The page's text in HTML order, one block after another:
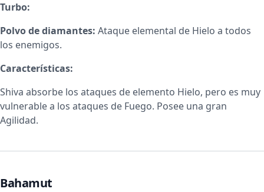
Turbo:
Polvo de diamantes: Ataque elemental de Hielo a todos
los enemigos.
Características:
Shiva absorbe los ataques de elemento Hielo, pero es muy
vulnerable a los ataques de Fuego. Posee una gran
Agilidad.
Bahamut